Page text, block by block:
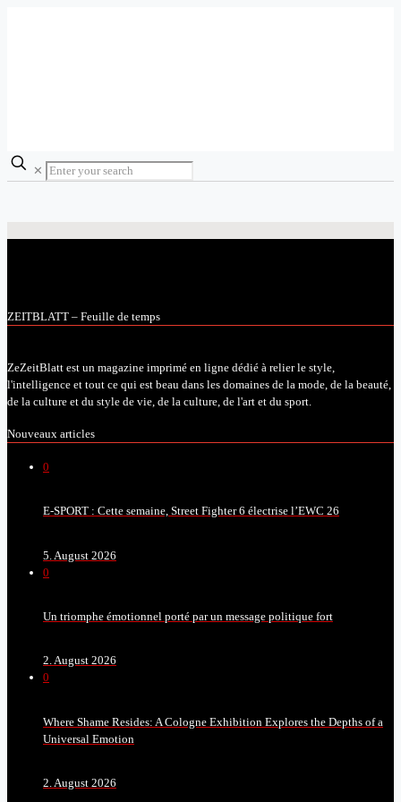
✕
ZEITBLATT – Feuille de temps
ZeZeitBlatt est un magazine imprimé en ligne dédié à relier le style,
l'intelligence et tout ce qui est beau dans les domaines de la mode, de la beauté,
de la culture et du style de vie, de la culture, de l'art et du sport.
Nouveaux articles
0
E-SPORT : Cette semaine, Street Fighter 6 électrise l’EWC 26
5. August 2026
0
Un triomphe émotionnel porté par un message politique fort
2. August 2026
0
Where Shame Resides: A Cologne Exhibition Explores the Depths of a
Universal Emotion
2. August 2026